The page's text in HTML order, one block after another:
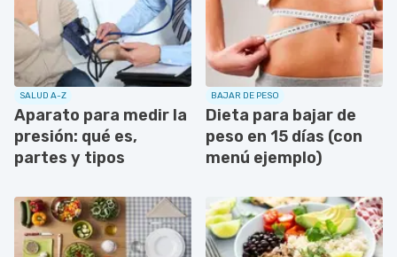
SALUD A-Z
Aparato para medir la
presión: qué es,
partes y tipos
BAJAR DE PESO
Dieta para bajar de
peso en 15 días (con
menú ejemplo)